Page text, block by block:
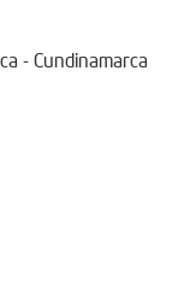
- Cundinamarca